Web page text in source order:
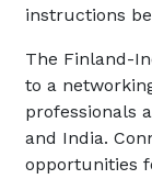
instructions
The Finland-
to a
professionals
and India.
opportunities